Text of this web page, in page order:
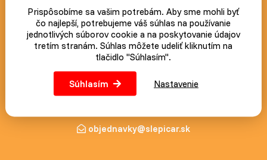
Prihlásiť
Náš blog
objednavky@slepicar.sk
Prispôsobíme sa vašim potrebám. Aby sme mohli byť
čo najlepší, potrebujeme váš súhlas na používanie
jednotlivých súborov cookie a na poskytovanie údajov
tretím stranám. Súhlas môžete udeliť kliknutím na
tlačidlo "Súhlasím".
Súhlasím Nastavenie